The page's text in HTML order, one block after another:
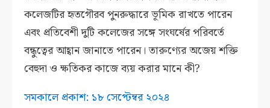
কলেজটির হৃতগৌরব পুনরুদ্ধারে ভূমিক রাখতে পারেন
এবং প্রতিবেশী দুটি কলেজের সঙ্গে সংঘর্ষের পরিবর্তে
বন্ধুত্বের আহ্বান জানাতে পারেন। তারুণ্যের অজেয় শক্তি
বেহুদা ও ক্ষতিকর কাজে ব্যয় করার মানে কী?
সমকালে প্রকাশ: ১৮ সেপ্টেম্বর ২০২৪